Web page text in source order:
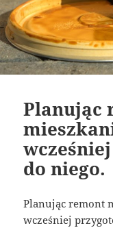
Planując
do niego.
Planując remont
wcześniej